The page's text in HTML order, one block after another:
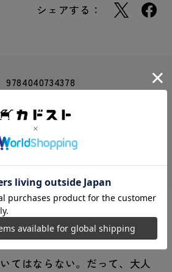
シェアする：
9784040734378
文庫
文庫判
105 × 149 × 16 mm
324ページ
1LDK、そして2JK。
もっと見る
てはならない。だって、大人